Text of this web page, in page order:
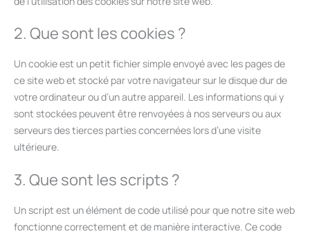
2. Que sont les cookies ?
Un cookie est un petit fichier simple envoyé avec les pages de
ce site web et stocké par votre navigateur sur le disque dur de
votre ordinateur ou d’un autre appareil. Les informations qui y
sont stockées peuvent être renvoyées à nos serveurs ou aux
serveurs des tierces parties concernées lors d’une visite
ultérieure.
3. Que sont les scripts ?
Un script est un élément de code utilisé pour que notre site web
fonctionne correctement et de manière interactive. Ce code